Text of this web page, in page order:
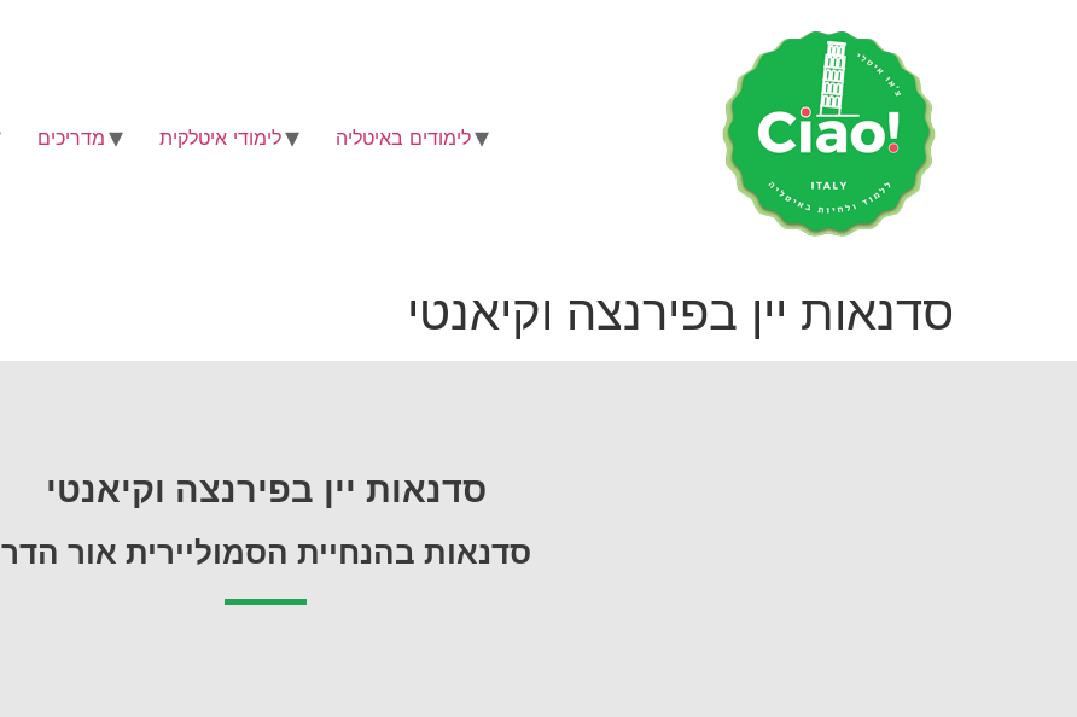
לימודים באיטליה לימודי איטלקית מדריכים
סדנאות יין בפירנצה וקיאנטי
סדנאות יין בפירנצה וקיאנטי
סדנאות בהנחיית הסמוליירית אור הדר